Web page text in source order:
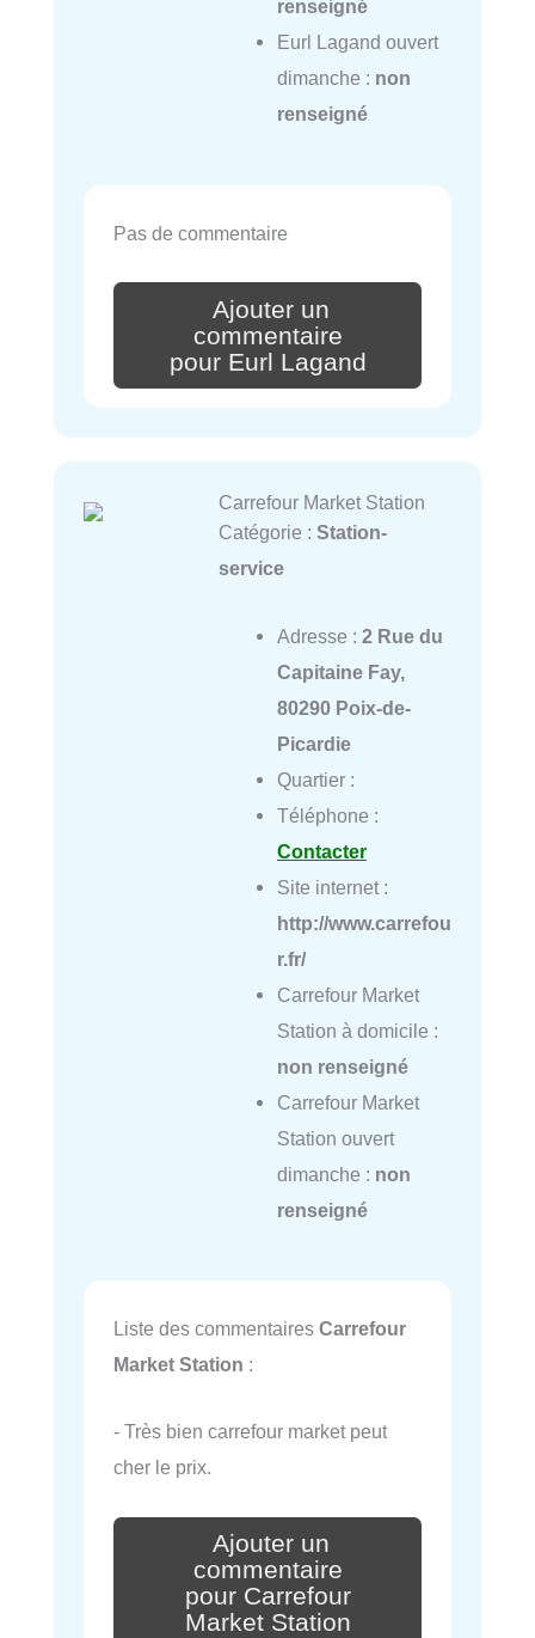
renseigné
Eurl Lagand ouvert
dimanche : non
renseigné
Pas de commentaire
Ajouter un
commentaire
pour Eurl Lagand
Carrefour Market Station
Catégorie : Station-
service
Adresse : 2 Rue du
Capitaine Fay,
80290 Poix-de-
Picardie
Quartier :
Téléphone :
Contacter
Site internet :
http://www.carrefou
r.fr/
Carrefour Market
Station à domicile :
non renseigné
Carrefour Market
Station ouvert
dimanche : non
renseigné
Liste des commentaires Carrefour
Market Station :
- Très bien carrefour market peut
cher le prix.
Ajouter un
commentaire
pour Carrefour
Market Station